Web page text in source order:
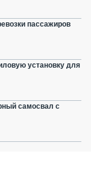
пассажиров
установку для
самосвал с